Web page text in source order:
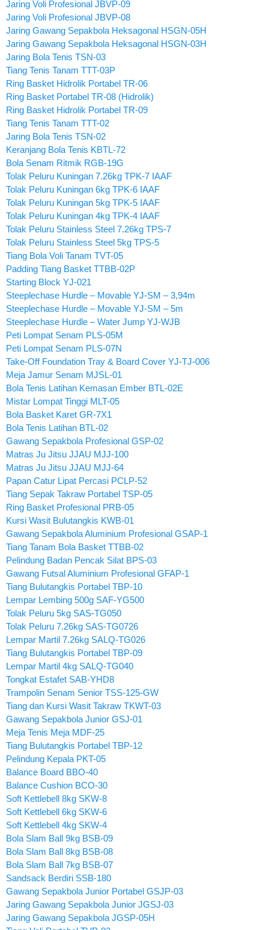
Jaring Voli Profesional JBVP-09
Jaring Voli Profesional JBVP-08
Jaring Gawang Sepakbola Heksagonal HSGN-05H
Jaring Gawang Sepakbola Heksagonal HSGN-03H
Jaring Bola Tenis TSN-03
Tiang Tenis Tanam TTT-03P
Ring Basket Hidrolik Portabel TR-06
Ring Basket Portabel TR-08 (Hidrolik)
Ring Basket Hidrolik Portabel TR-09
Tiang Tenis Tanam TTT-02
Jaring Bola Tenis TSN-02
Keranjang Bola Tenis KBTL-72
Bola Senam Ritmik RGB-19G
Tolak Peluru Kuningan 7.26kg TPK-7 IAAF
Tolak Peluru Kuningan 6kg TPK-6 IAAF
Tolak Peluru Kuningan 5kg TPK-5 IAAF
Tolak Peluru Kuningan 4kg TPK-4 IAAF
Tolak Peluru Stainless Steel 7.26kg TPS-7
Tolak Peluru Stainless Steel 5kg TPS-5
Tiang Bola Voli Tanam TVT-05
Padding Tiang Basket TTBB-02P
Starting Block YJ-021
Steeplechase Hurdle – Movable YJ-SM – 3,94m
Steeplechase Hurdle – Movable YJ-SM – 5m
Steeplechase Hurdle – Water Jump YJ-WJB
Peti Lompat Senam PLS-05M
Peti Lompat Senam PLS-07N
Take-Off Foundation Tray & Board Cover YJ-TJ-006
Meja Jamur Senam MJSL-01
Bola Tenis Latihan Kemasan Ember BTL-02E
Mistar Lompat Tinggi MLT-05
Bola Basket Karet GR-7X1
Bola Tenis Latihan BTL-02
Gawang Sepakbola Profesional GSP-02
Matras Ju Jitsu JJAU MJJ-100
Matras Ju Jitsu JJAU MJJ-64
Papan Catur Lipat Percasi PCLP-52
Tiang Sepak Takraw Portabel TSP-05
Ring Basket Profesional PRB-05
Kursi Wasit Bulutangkis KWB-01
Gawang Sepakbola Aluminium Profesional GSAP-1
Tiang Tanam Bola Basket TTBB-02
Pelindung Badan Pencak Silat BPS-03
Gawang Futsal Aluminium Profesional GFAP-1
Tiang Bulutangkis Portabel TBP-10
Lempar Lembing 500g SAF-YG500
Tolak Peluru 5kg SAS-TG050
Tolak Peluru 7.26kg SAS-TG0726
Lempar Martil 7.26kg SALQ-TG026
Tiang Bulutangkis Portabel TBP-09
Lempar Martil 4kg SALQ-TG040
Tongkat Estafet SAB-YHD8
Trampolin Senam Senior TSS-125-GW
Tiang dan Kursi Wasit Takraw TKWT-03
Gawang Sepakbola Junior GSJ-01
Meja Tenis Meja MDF-25
Tiang Bulutangkis Portabel TBP-12
Pelindung Kepala PKT-05
Balance Board BBO-40
Balance Cushion BCO-30
Soft Kettlebell 8kg SKW-8
Soft Kettlebell 6kg SKW-6
Soft Kettlebell 4kg SKW-4
Bola Slam Ball 9kg BSB-09
Bola Slam Ball 8kg BSB-08
Bola Slam Ball 7kg BSB-07
Sandsack Berdiri SSB-180
Gawang Sepakbola Junior Portabel GSJP-03
Jaring Gawang Sepakbola Junior JGSJ-03
Jaring Gawang Sepakbola JGSP-05H